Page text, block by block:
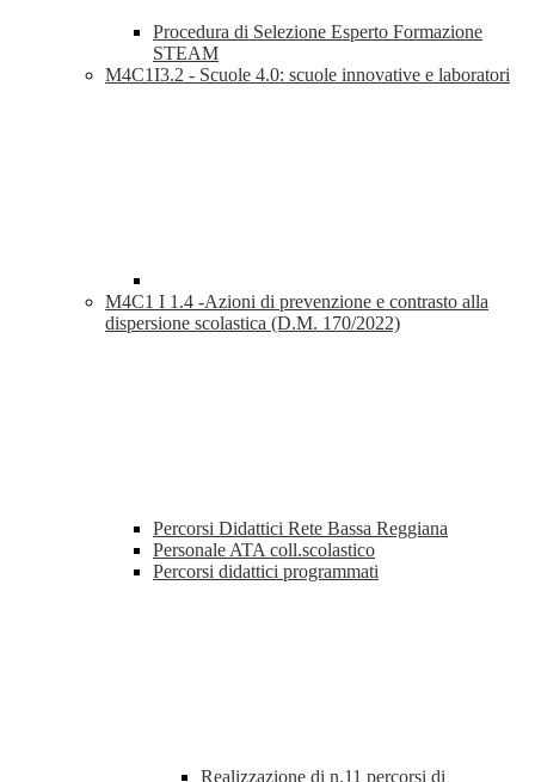
Procedura di Selezione Esperto Formazione
STEAM
M4C1I3.2 - Scuole 4.0: scuole innovative e laboratori
M4C1 I 1.4 -Azioni di prevenzione e contrasto alla
dispersione scolastica (D.M. 170/2022)
Percorsi Didattici Rete Bassa Reggiana
Personale ATA coll.scolastico
Percorsi didattici programmati
Realizzazione di n.11 percorsi di